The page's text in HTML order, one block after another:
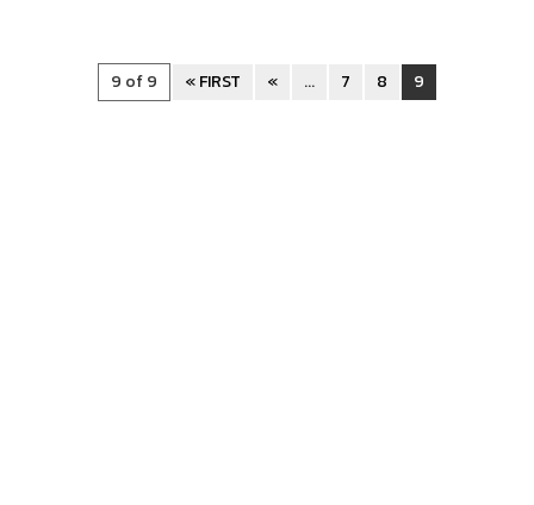
9 of 9 « FIRST « ... 7 8 9